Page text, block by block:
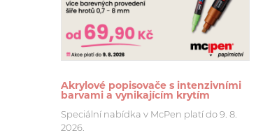
Akrylové popisovače s intenzivními
barvami a vynikajícím krytím
Speciální nabídka v McPen platí do 9. 8.
2026.